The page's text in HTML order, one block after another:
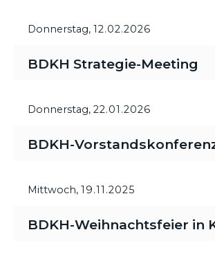
Donnerstag, 12.02.2026
BDKH Strategie-Meeting
Donnerstag, 22.01.2026
BDKH-
Mittwoch, 19.11.2025
BDKH-Weihnachtsfeier in